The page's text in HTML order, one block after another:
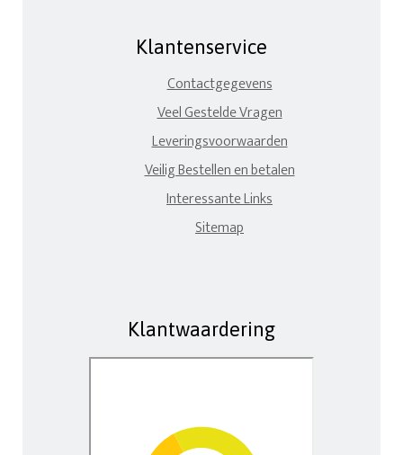
Klantenservice
Contactgegevens
Veel Gestelde Vragen
Leveringsvoorwaarden
Veilig Bestellen en betalen
Interessante Links
Sitemap
Klantwaardering